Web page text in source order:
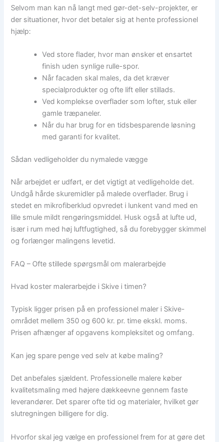
Selvom man kan nå langt med gør-det-selv-projekter, er
der situationer, hvor det betaler sig at hente professionel
hjælp:
Ved store flader, hvor man ønsker et ensartet
finish uden synlige rulle-spor.
Når facaden skal males, da det kræver
specialprodukter og ofte lift eller stillads.
Ved komplekse overflader som lofter, stuk eller
gamle træpaneler.
Når du har brug for en tidsbesparende løsning
med garanti for kvalitet.
Sådan vedligeholder du nymalede vægge
Når arbejdet er udført, er det vigtigt at vedligeholde det.
Undgå hårde skuremidler på malede overflader. Brug i
stedet en mikrofiberklud opvredet i lunkent vand med en
lille smule mildt rengøringsmiddel. Husk også at lufte ud,
især i rum med høj luftfugtighed, så du forebygger skimmel
og forlænger malingens levetid.
FAQ – Ofte stillede spørgsmål om malerarbejde
Hvad koster malerarbejde i Skive i timen?
Typisk ligger prisen på en professionel maler i Skive-
området mellem 350 og 600 kr. pr. time ekskl. moms.
Prisen afhænger af opgavens kompleksitet og omfang.
Kan jeg spare penge ved selv at købe maling?
Det anbefales sjældent. Professionelle malere køber
kvalitetsmaling med højere dækkeevne gennem faste
leverandører. Det sparer ofte tid og materialer, hvilket gør
slutregningen billigere for dig.
Hvorfor skal jeg vælge en professionel frem for at gøre det